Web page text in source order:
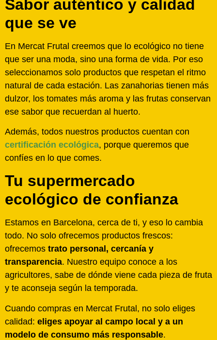
Sabor auténtico y calidad
que se ve
En Mercat Frutal creemos que lo ecológico no tiene
que ser una moda, sino una forma de vida. Por eso
seleccionamos solo productos que respetan el ritmo
natural de cada estación. Las zanahorias tienen más
dulzor, los tomates más aroma y las frutas conservan
ese sabor que recuerdan al huerto.
Además, todos nuestros productos cuentan con
certificación ecológica, porque queremos que
confíes en lo que comes.
Tu supermercado
ecológico de confianza
Estamos en Barcelona, cerca de ti, y eso lo cambia
todo. No solo ofrecemos productos frescos:
ofrecemos trato personal, cercanía y
transparencia. Nuestro equipo conoce a los
agricultores, sabe de dónde viene cada pieza de fruta
y te aconseja según la temporada.
Cuando compras en Mercat Frutal, no solo eliges
calidad: eliges apoyar al campo local y a un
modelo de consumo más responsable.